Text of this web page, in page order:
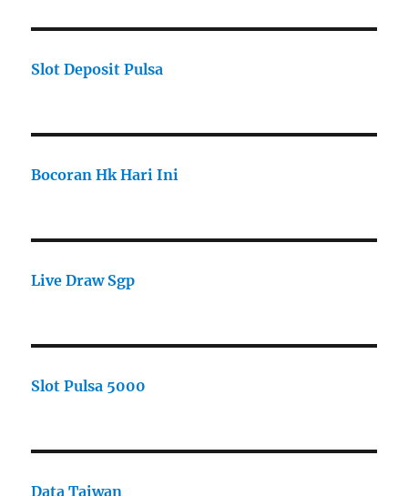
Slot Deposit Pulsa
Bocoran Hk Hari Ini
Live Draw Sgp
Slot Pulsa 5000
Data Taiwan